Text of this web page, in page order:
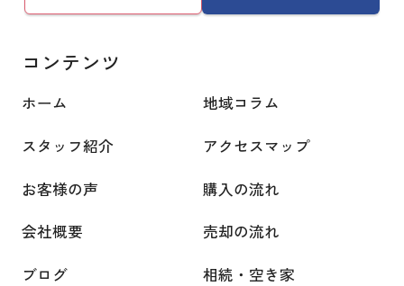
コンテンツ
ホーム
地域コラム
スタッフ紹介
アクセスマップ
お客様の声
購入の流れ
会社概要
売却の流れ
ブログ
相続・空き家